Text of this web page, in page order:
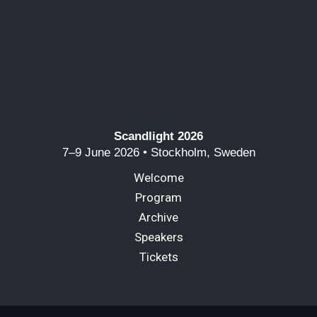
Scandlight 2026
7–9 June 2026 • Stockholm, Sweden
Welcome
Program
Archive
Speakers
Tickets